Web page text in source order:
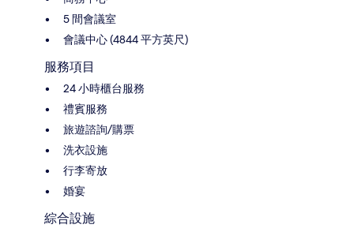
5 間會議室
會議中心 (4844 平方英尺)
服務項目
24 小時櫃台服務
禮賓服務
旅遊諮詢/購票
洗衣設施
行李寄放
婚宴
綜合設施